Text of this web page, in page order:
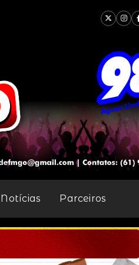
Notícias Parceiros